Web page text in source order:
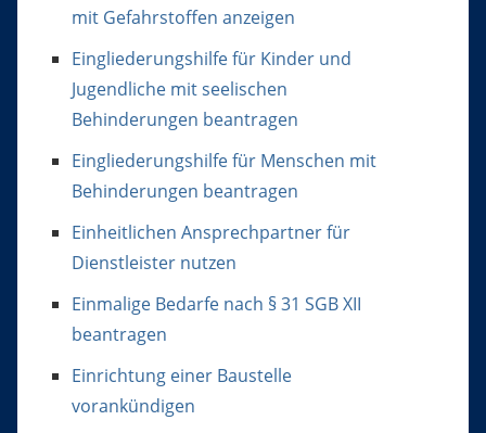
mit Gefahrstoffen anzeigen
Eingliederungshilfe für Kinder und
Jugendliche mit seelischen
Behinderungen beantragen
Eingliederungshilfe für Menschen mit
Behinderungen beantragen
Einheitlichen Ansprechpartner für
Dienstleister nutzen
Einmalige Bedarfe nach § 31 SGB XII
beantragen
Einrichtung einer Baustelle
vorankündigen